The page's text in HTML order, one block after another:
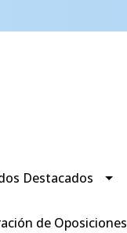
Destacados
de Oposiciones